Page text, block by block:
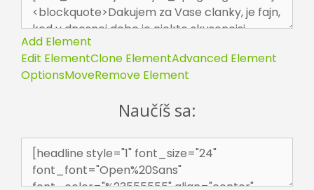
Add Element
Edit ElementClone ElementAdvanced Element
OptionsMoveRemove Element
Naučíš sa: